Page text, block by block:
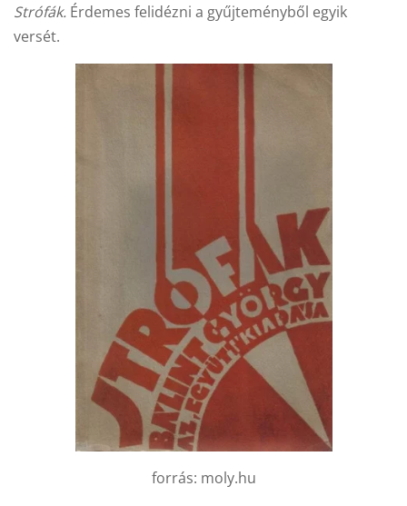
Strófák. Érdemes felidézni a gyűjteményből egyik
versét.
forrás: moly.hu